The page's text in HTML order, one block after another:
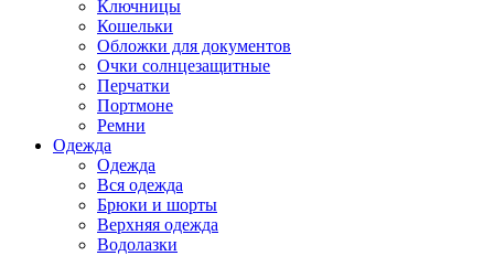
Ключницы
Кошельки
Обложки для документов
Очки солнцезащитные
Перчатки
Портмоне
Ремни
Одежда
Одежда
Вся одежда
Брюки и шорты
Верхняя одежда
Водолазки